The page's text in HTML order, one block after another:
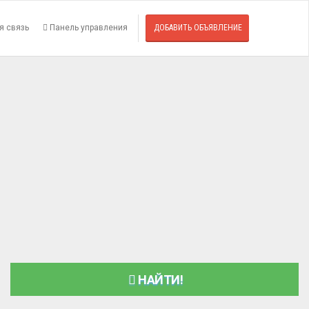
связь Панель управления ДОБАВИТЬ ОБЪЯВЛЕНИЕ
НАЙТИ!